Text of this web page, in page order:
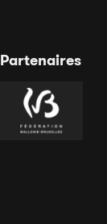
Partenaires